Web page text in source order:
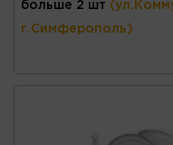
больше 2 шт
г.Симферополь)